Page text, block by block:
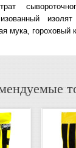
мука,